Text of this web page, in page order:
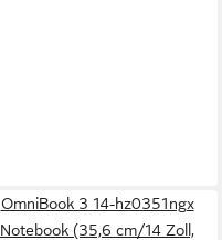
OmniBook 3 14-hz0351ngx
Notebook (35,6 cm/14 Zoll,